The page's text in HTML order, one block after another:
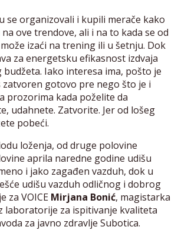
se organizovali i kupili merače kako
ove trendove, ali i na to kada se od
izaći na trening ili u šetnju. Dok
za energetsku efikasnost izdvaja
budžeta. Iako interesa ima, pošto je
gotovo pre nego što je i
prozorima kada poželite da
udahnete. Zatvorite. Jer od lošeg
pobeći.
loženja, od druge polovine
aprila naredne godine udišu
i jako zagađen vazduh, dok u
udišu vazduh odličnog i dobrog
za VOICE Mirjana Bonić, magistarka
laboratorije za ispitivanje kvaliteta
za javno zdravlje Subotica.